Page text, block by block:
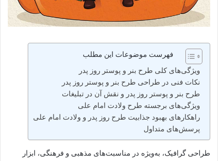
فهرست موضوعات این مطلب
ویژگی‌های کلی طرح بنر و پوستر روز پدر
نکات فنی در طراحی طرح بنر و پوستر روز پدر
طرح بنر و پوستر روز پدر و نقش آن در تبلیغات
ویژگی‌های برجسته طرح ولادت امام علی
راهکارهای بهبود جذابیت طرح روز پدر و ولادت امام علی
پرسش‌های متداول
طراحی گرافیک، به‌ویژه در مناسبت‌های مذهبی و فرهنگی، ابزار